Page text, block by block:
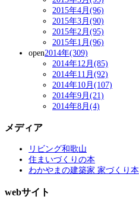
2015年4月(96)
2015年3月(90)
2015年2月(95)
2015年1月(96)
open2014年(309)
2014年12月(85)
2014年11月(92)
2014年10月(107)
2014年9月(21)
2014年8月(4)
メディア
リビング和歌山
住まいづくりの本
わかやまの建築家 家づくり本
webサイト